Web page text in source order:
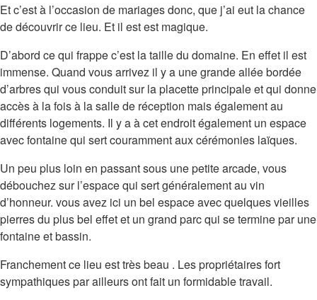
Et c’est à l’occasion de mariages donc, que j’ai eut la chance
de découvrir ce lieu. Et il est est magique.
D’abord ce qui frappe c’est la taille du domaine. En effet il est
immense. Quand vous arrivez il y a une grande allée bordée
d’arbres qui vous conduit sur la placette principale et qui donne
accès à la fois à la salle de réception mais également au
différents logements. Il y a à cet endroit également un espace
avec fontaine qui sert couramment aux cérémonies laïques.
Un peu plus loin en passant sous une petite arcade, vous
débouchez sur l’espace qui sert généralement au vin
d’honneur. vous avez ici un bel espace avec quelques vieilles
pierres du plus bel effet et un grand parc qui se termine par une
fontaine et bassin.
Franchement ce lieu est très beau . Les propriétaires fort
sympathiques par ailleurs ont fait un formidable travail.